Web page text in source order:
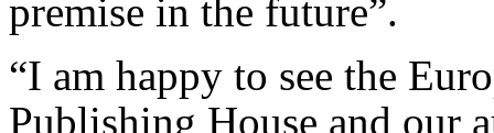
premise in the future”.
“I am happy to see the
Publishing House and our